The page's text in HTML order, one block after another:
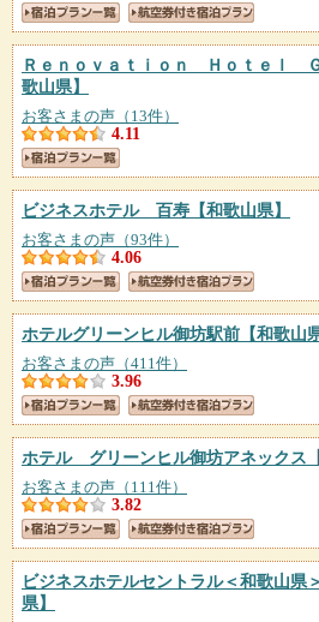
Ｒｅｎｏｖａｔｉｏｎ Ｈｏｔｅｌ
歌山県】
お客さまの声（13件）
4.11
ビジネスホテル 百寿 【和歌山県】
お客さまの声（93件）
4.06
ホテルグリーンヒル御坊駅前 【和歌山
お客さまの声（411件）
3.96
ホテル グリーンヒル御坊アネックス
お客さまの声（111件）
3.82
ビジネスホテルセントラル＜和歌山県＞
県】